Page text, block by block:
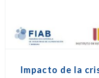
Impacto de la